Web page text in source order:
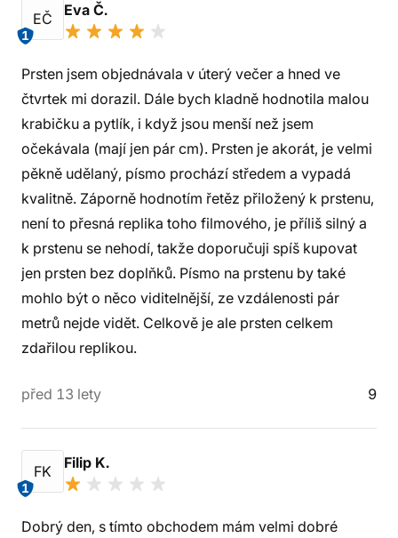
EČ
1
Eva Č.
Prsten jsem objednávala v úterý večer a hned ve
čtvrtek mi dorazil. Dále bych kladně hodnotila malou
krabičku a pytlík, i když jsou menší než jsem
očekávala (mají jen pár cm). Prsten je akorát, je velmi
pěkně udělaný, písmo prochází středem a vypadá
kvalitně. Záporně hodnotím řetěz přiložený k prstenu,
není to přesná replika toho filmového, je příliš silný a
k prstenu se nehodí, takže doporučuji spíš kupovat
jen prsten bez doplňků. Písmo na prstenu by také
mohlo být o něco viditelnější, ze vzdálenosti pár
metrů nejde vidět. Celkově je ale prsten celkem
zdařilou replikou.
před 13 lety 9
FK
1
Filip K.
Dobrý den, s tímto obchodem mám velmi dobré